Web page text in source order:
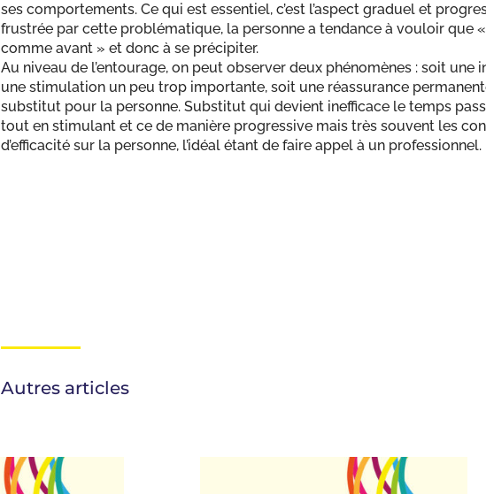
ses comportements. Ce qui est essentiel, c’est l’aspect graduel et
frustrée par cette problématique, la personne a tendance à vouloir que
comme avant » et donc à se précipiter.
Au niveau de l’entourage, on peut observer deux phénomènes : soit une
une stimulation un peu trop importante, soit une réassurance
substitut pour la personne. Substitut qui devient inefficace le temps
tout en stimulant et ce de manière progressive mais très souvent les
d’efficacité sur la personne, l’idéal étant de faire appel à un professionnel.
Autres articles